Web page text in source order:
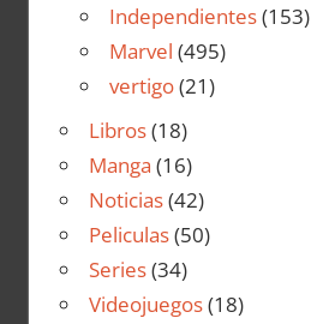
Independientes(153)
Marvel (495)
vertigo(21)
Libros(18)
Manga (16)
Noticias(42)
Peliculas(50)
Series(34)
Videojuegos(18)